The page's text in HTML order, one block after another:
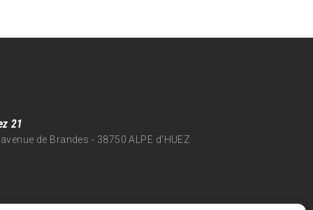
21
de Brandes - 38750 ALPE d'HUEZ